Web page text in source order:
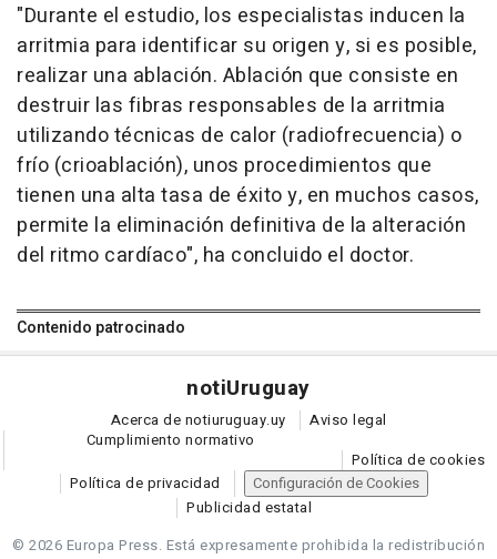
"Durante el estudio, los especialistas inducen la
arritmia para identificar su origen y, si es posible,
realizar una ablación. Ablación que consiste en
destruir las fibras responsables de la arritmia
utilizando técnicas de calor (radiofrecuencia) o
frío (crioablación), unos procedimientos que
tienen una alta tasa de éxito y, en muchos casos,
permite la eliminación definitiva de la alteración
del ritmo cardíaco", ha concluido el doctor.
Contenido patrocinado
notiUruguay
Acerca de notiuruguay.uy
Aviso legal
Cumplimiento normativo
Política de cookies
Política de privacidad
Configuración de Cookies
Publicidad estatal
© 2026 Europa Press. Está expresamente prohibida la redistribución